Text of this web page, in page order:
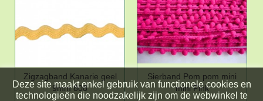
Zigzagband Kanarie geel
9mm 808
Sierband Pom pom mini
mini Pink
Deze site maakt enkel gebruik van functionele cookies en
technologieën die noodzakelijk zijn om de webwinkel te